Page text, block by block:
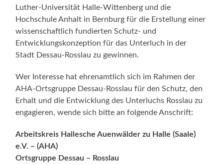
Luther-Universität Halle-Wittenberg und die
Hochschule Anhalt in Bernburg für die Erstellung einer
wissenschaftlich fundierten Schutz- und
Entwicklungskonzeption für das Unterluch in der
Stadt Dessau-Rosslau zu gewinnen.
Wer Interesse hat ehrenamtlich sich im Rahmen der
AHA-Ortsgruppe Dessau-Rosslau für den Schutz, den
Erhalt und die Entwicklung des Unterluchs Rosslau zu
engagieren, wende sich bitte an folgende Anschrift:
Arbeitskreis Hallesche Auenwälder zu Halle (Saale)
e.V. – (AHA)
Ortsgruppe Dessau – Rosslau